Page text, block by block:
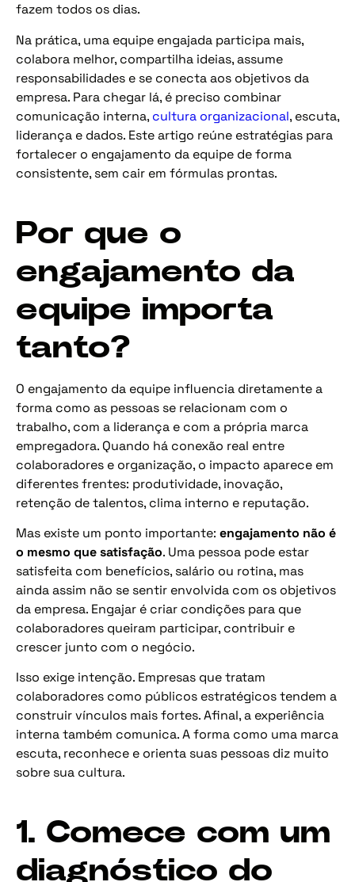
fazem todos os dias.
Na prática, uma equipe engajada participa mais,
colabora melhor, compartilha ideias, assume
responsabilidades e se conecta aos objetivos da
empresa. Para chegar lá, é preciso combinar
comunicação interna, cultura organizacional, escuta,
liderança e dados. Este artigo reúne estratégias para
fortalecer o engajamento da equipe de forma
consistente, sem cair em fórmulas prontas.
Por que o
engajamento da
equipe importa
tanto?
O engajamento da equipe influencia diretamente a
forma como as pessoas se relacionam com o
trabalho, com a liderança e com a própria marca
empregadora. Quando há conexão real entre
colaboradores e organização, o impacto aparece em
diferentes frentes: produtividade, inovação,
retenção de talentos, clima interno e reputação.
Mas existe um ponto importante: engajamento não é
o mesmo que satisfação. Uma pessoa pode estar
satisfeita com benefícios, salário ou rotina, mas
ainda assim não se sentir envolvida com os objetivos
da empresa. Engajar é criar condições para que
colaboradores queiram participar, contribuir e
crescer junto com o negócio.
Isso exige intenção. Empresas que tratam
colaboradores como públicos estratégicos tendem a
construir vínculos mais fortes. Afinal, a experiência
interna também comunica. A forma como uma marca
escuta, reconhece e orienta suas pessoas diz muito
sobre sua cultura.
1. Comece com um
diagnóstico do